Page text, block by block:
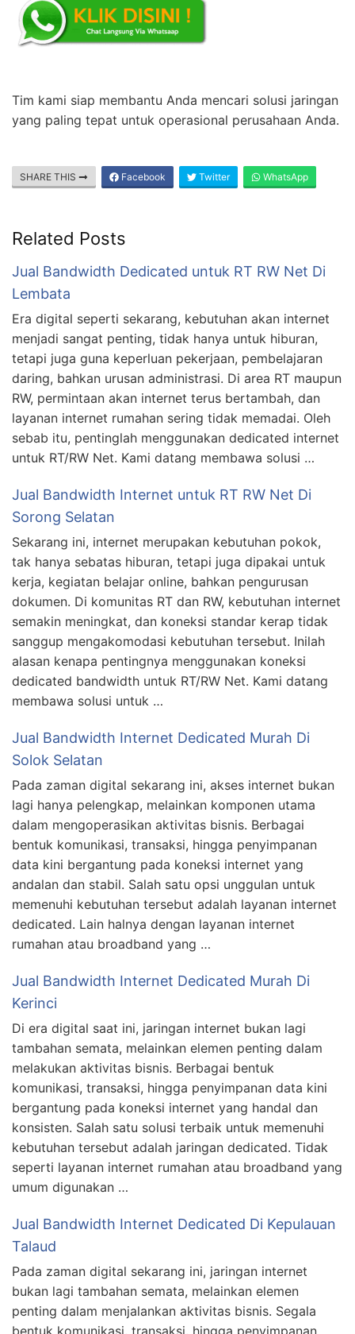
Tim kami siap membantu Anda mencari solusi jaringan
yang paling tepat untuk operasional perusahaan Anda.
SHARE THIS Facebook Twitter WhatsApp
Related Posts
Jual Bandwidth Dedicated untuk RT RW Net Di
Lembata
Era digital seperti sekarang, kebutuhan akan internet
menjadi sangat penting, tidak hanya untuk hiburan,
tetapi juga guna keperluan pekerjaan, pembelajaran
daring, bahkan urusan administrasi. Di area RT maupun
RW, permintaan akan internet terus bertambah, dan
layanan internet rumahan sering tidak memadai. Oleh
sebab itu, pentinglah menggunakan dedicated internet
untuk RT/RW Net. Kami datang membawa solusi …
Jual Bandwidth Internet untuk RT RW Net Di
Sorong Selatan
Sekarang ini, internet merupakan kebutuhan pokok,
tak hanya sebatas hiburan, tetapi juga dipakai untuk
kerja, kegiatan belajar online, bahkan pengurusan
dokumen. Di komunitas RT dan RW, kebutuhan internet
semakin meningkat, dan koneksi standar kerap tidak
sanggup mengakomodasi kebutuhan tersebut. Inilah
alasan kenapa pentingnya menggunakan koneksi
dedicated bandwidth untuk RT/RW Net. Kami datang
membawa solusi untuk …
Jual Bandwidth Internet Dedicated Murah Di
Solok Selatan
Pada zaman digital sekarang ini, akses internet bukan
lagi hanya pelengkap, melainkan komponen utama
dalam mengoperasikan aktivitas bisnis. Berbagai
bentuk komunikasi, transaksi, hingga penyimpanan
data kini bergantung pada koneksi internet yang
andalan dan stabil. Salah satu opsi unggulan untuk
memenuhi kebutuhan tersebut adalah layanan internet
dedicated. Lain halnya dengan layanan internet
rumahan atau broadband yang …
Jual Bandwidth Internet Dedicated Murah Di
Kerinci
Di era digital saat ini, jaringan internet bukan lagi
tambahan semata, melainkan elemen penting dalam
melakukan aktivitas bisnis. Berbagai bentuk
komunikasi, transaksi, hingga penyimpanan data kini
bergantung pada koneksi internet yang handal dan
konsisten. Salah satu solusi terbaik untuk memenuhi
kebutuhan tersebut adalah jaringan dedicated. Tidak
seperti layanan internet rumahan atau broadband yang
umum digunakan …
Jual Bandwidth Internet Dedicated Di Kepulauan
Talaud
Pada zaman digital sekarang ini, jaringan internet
bukan lagi tambahan semata, melainkan elemen
penting dalam menjalankan aktivitas bisnis. Segala